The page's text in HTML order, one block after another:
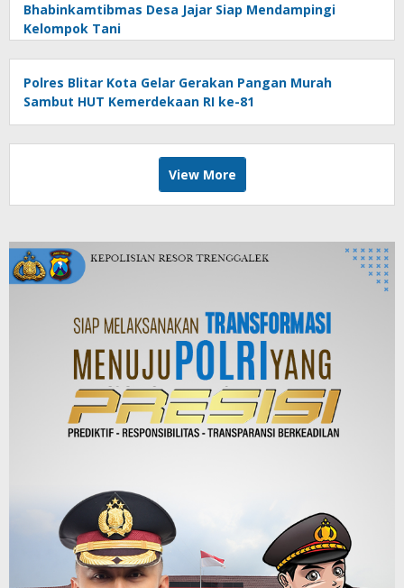
Bhabinkamtibmas Desa Jajar Siap Mendampingi
Kelompok Tani
Polres Blitar Kota Gelar Gerakan Pangan Murah
Sambut HUT Kemerdekaan RI ke-81
View More